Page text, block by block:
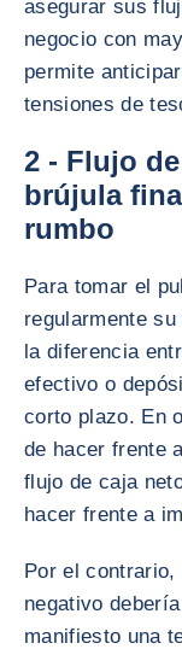
asegurar sus
negocio con
permite
tensiones de
2 - Flujo
brújula
rumbo
Para tomar el
regularmente
la diferencia
efectivo o
corto plazo. En
de hacer frente
flujo de caja
hacer frente a
Por el contrario,
negativo
manifiesto una